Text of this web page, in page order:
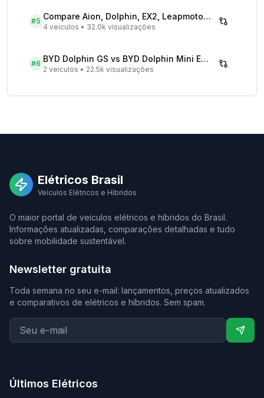
#5 Compare Aion, Dolphin, EX2, Leapmotor 2026 | Veículos Elétricos
4 veículos • 32.0k visualizações
#6 BYD Dolphin GS vs BYD Dolphin Mini EV - Comparativo Completo
2 veículos • 22.5k visualizações
Elétricos Brasil
Veículos Elétricos e Híbridos
O maior portal de veículos elétricos e híbridos do Brasil.
Informações atualizadas, comparações detalhadas e tudo
sobre mobilidade sustentável.
Newsletter gratuita
Toda semana no seu e-mail: lançamentos, preços atualizados
e comparativos de elétricos e híbridos. Sem spam.
Últimos Elétricos